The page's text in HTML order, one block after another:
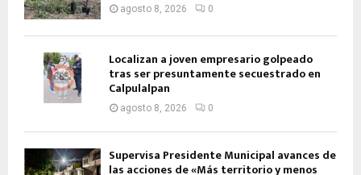
agosto 8, 2026 0
Localizan a joven empresario golpeado
tras ser presuntamente secuestrado en
Calpulalpan
agosto 8, 2026 0
Supervisa Presidente Municipal avances de
las acciones de «Más territorio y menos